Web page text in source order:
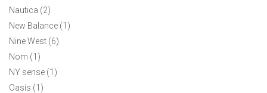
Nautica (2)
New Balance (1)
Nine West (6)
Nom (1)
NY sense (1)
Oasis (1)